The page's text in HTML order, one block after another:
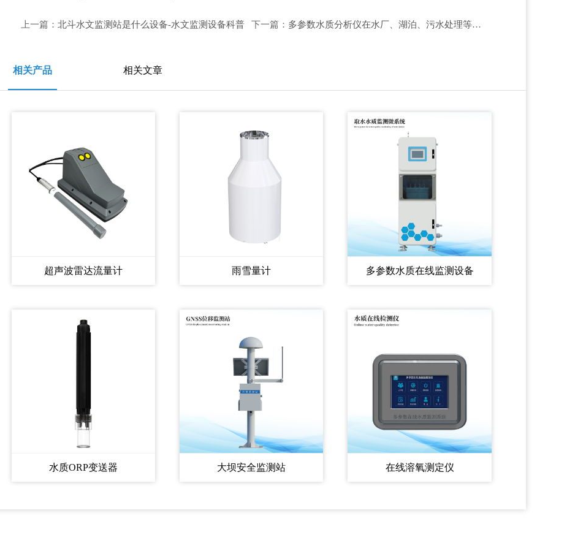
上一篇：北斗水文监测站是什么设备-水文监测设备科普 下一篇： 多参数水质分析仪在水厂、湖泊、污水处理等多场景使用
相关产品 相关文章
超声波雷达流量计 雨雪量计 多参数水质在线监测设备
水质ORP变送器 大坝安全监测站 在线溶氧测定仪